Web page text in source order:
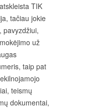
TIK
tačiau jokie
pavyzdžiui,
už
taip pat
teismų
dokumentai,